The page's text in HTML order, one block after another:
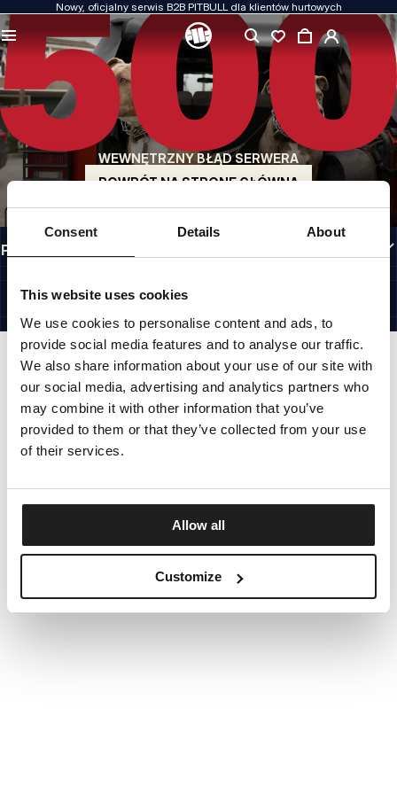
Consent Details About
This website uses cookies
We use cookies to personalise content and ads, to
provide social media features and to analyse our traffic.
We also share information about your use of our site with
our social media, advertising and analytics partners who
may combine it with other information that you’ve
provided to them or that they’ve collected from your use
of their services.
Allow all
Customize
Nowy, oficjalny serwis B2B PITBULL dla klientów hurtowych
WEWNĘTRZNY BŁĄD SERWERA
POWRÓT NA STRONĘ GŁÓWNĄ
JAKOŚĆ TO DLA NAS PRIORYTET
Naszą odzież produkujemy z pasją. Nie idziemy na kompromis w kwestiach
wytrzymałości, długowieczności materiałów i dbałości o detal.
US ORIGIN
Nasze korzenie sięgają San Diego z początku lat 90-tych XX wieku. Nasz styl jest
surowy, autentyczny i bezkompromisowy.
MARKA Z CHARAKTEREM
Nasze kolekcje wybierają sportowcy, fighterzy i uparci indywidualiści.
INFORMACJE
PRZYDATNE LINKI
©1997 - 2026 PITBULL SP. Z O.O. ALL RIGHTS RESERVED.
SITE CREDITS
IDŹ DO GÓRY